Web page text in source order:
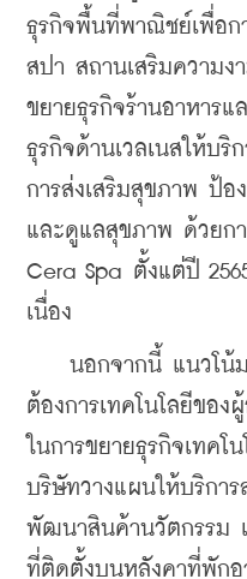
ธุรกิจพื้นที่พาณิชย์เพื่อก
สปา สถานเสริมความง
ขยายธุรกิจร้านอาหาร
ธุรกิจด้านเวลเนสให้บริ
การส่งเสริมสุขภาพ ป้
และดูแลสุขภาพ ด้วยก
Cera Spa ตั้งแต่ปี
เนื่อง
นอกจากนี้ แนวโน้ม
ต้องการเทคโนโลยีขอ
ในการขยายธุรกิจเทคโ
บริษัทวางแผนให้บริกา
พัฒนาสินค้านวัตกรรม
ที่ติดตั้งบนหลังคาที่พักอ